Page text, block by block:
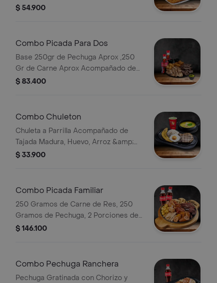
Francesa Bebida
$ 54.900
Combo Picada Para Dos
Base 250gr de Pechuga Aprox ,250
Gr de Carne Aprox Acompañado de
Papa Criolla, Plátano Maduro,
$ 83.400
Combo Chuleton
Chuleta a Parrilla Acompañado de
Tajada Madura, Huevo, Arroz &amp;
Sopa a Elección. Limonada
$ 33.900
Combo Picada Familiar
250 Gramos de Carne de Res, 250
Gramos de Pechuga, 2 Porciones de
Costilla Bbq, Chicharrón, Chorizo,
$ 146.100
Combo Pechuga Ranchera
Pechuga Gratinada con Chorizo y